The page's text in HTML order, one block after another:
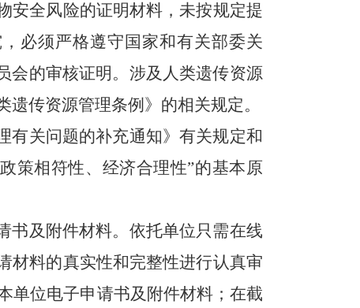
安全风险的证明材料，未按规定提
必须严格遵守国家和有关部委关
会的审核证明。涉及人类遗传资源
传资源管理条例》的相关规定。
有关问题的补充通知》有关规定和
策相符性、经济合理性”的基本原
书及附件材料。依托单位只需在线
材料的真实性和完整性进行认真审
单位电子申请书及附件材料；在截